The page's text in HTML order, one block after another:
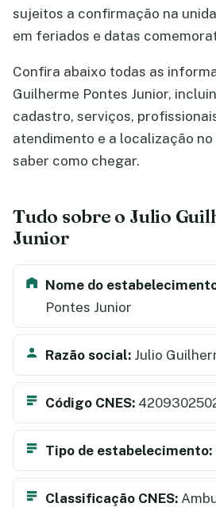
sujeitos a confirmação na
em feriados e datas
Confira abaixo todas as
Guilherme Pontes Junior,
cadastro, serviços,
atendimento e a localização
saber como chegar.
Tudo sobre o Julio
Junior
Nome do
Pontes Junior
Razão social: Julio
Código CNES:
Tipo de estabelecimento:
Classificação CNES: